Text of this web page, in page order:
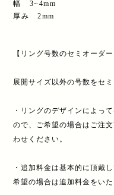
幅 3~4mm
厚み 2mm
【リング号数のセミオーダ
展開サイズ以外の号数をセ
・リングのデザインによっ
ので、ご希望の場合はご注
わせください。
・追加料金は基本的に頂戴
希望の場合は追加料金をい